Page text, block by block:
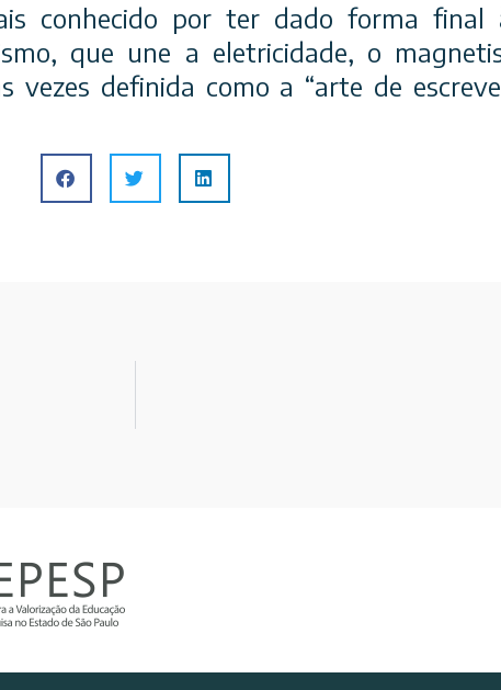
conhecido por ter dado forma final
que une a eletricidade, o
vezes definida como a “arte de